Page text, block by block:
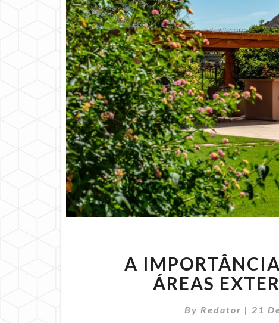
A
ÁREAS
By Redator | 21